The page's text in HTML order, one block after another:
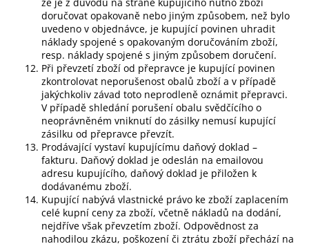
doručovat opakovaně nebo jiným způsobem, než bylo
uvedeno v objednávce, je kupující povinen uhradit
náklady spojené s opakovaným doručováním zboží,
resp. náklady spojené s jiným způsobem doručení.
Při převzetí zboží od přepravce je kupující povinen
zkontrolovat neporušenost obalů zboží a v případě
jakýchkoliv závad toto neprodleně oznámit přepravci.
V případě shledání porušení obalu svědčícího o
neoprávněném vniknutí do zásilky nemusí kupující
zásilku od přepravce převzít.
Prodávající vystaví kupujícímu daňový doklad –
fakturu. Daňový doklad je odeslán na emailovou
adresu kupujícího, daňový doklad je přiložen k
dodávanému zboží.
Kupující nabývá vlastnické právo ke zboží zaplacením
celé kupní ceny za zboží, včetně nákladů na dodání,
nejdříve však převzetím zboží. Odpovědnost za
nahodilou zkázu, poškození či ztrátu zboží přechází na